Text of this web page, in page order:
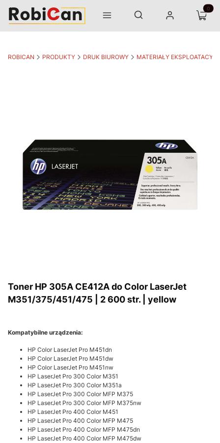
Menu Otwórz wyszukiwarkę
Szukaj Zaloguj się Koszyk
ROBICAN PRODUKTY DRUK BIUROWY MATERIAŁY
Toner HP 305A CE412A do Color LaserJet
M351/375/451/475 | 2 600 str. | yellow
Kompatybilne urządzenia:
HP Color LaserJet Pro M451dn
HP Color LaserJet Pro M451dw
HP Color LaserJet Pro M451nw
HP LaserJet Pro 300 Color M351
HP LaserJet Pro 300 Color M351a
HP LaserJet Pro 300 Color MFP M375
HP LaserJet Pro 300 Color MFP M375nw
HP LaserJet Pro 400 Color M451
HP LaserJet Pro 400 Color MFP M475
HP LaserJet Pro 400 Color MFP M475dn
HP LaserJet Pro 400 Color MFP M475dw